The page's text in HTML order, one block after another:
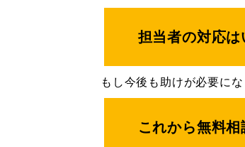
担当者の対応は
もし今後も助けが必要に
これから無料